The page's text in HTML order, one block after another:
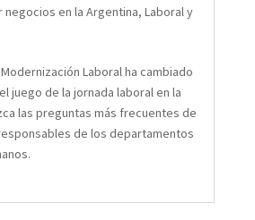
negocios en la Argentina, Laboral y
Laboral ha cambiado
juego de la jornada laboral en la
las preguntas más frecuentes de
de los departamentos